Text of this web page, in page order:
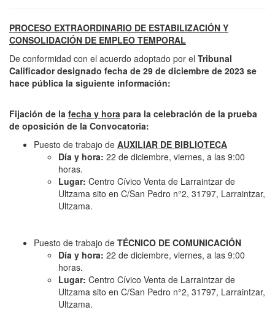
PROCESO EXTRAORDINARIO DE ESTABILIZACIÓN Y
CONSOLIDACIÓN DE EMPLEO TEMPORAL
De conformidad con el acuerdo adoptado por el Tribunal
Calificador designado fecha de 29 de diciembre de 2023 se
hace pública la siguiente información:
Fijación de la fecha y hora para la celebración de la prueba
de oposición de la Convocatoria:
Puesto de trabajo de AUXILIAR DE BIBLIOTECA
Día y hora: 22 de diciembre, viernes, a las 9:00
horas.
Lugar: Centro Cívico Venta de Larraintzar de
Ultzama sito en C/San Pedro n°2, 31797, Larraintzar,
Ultzama.
Puesto de trabajo de TÉCNICO DE COMUNICACIÓN
Día y hora: 22 de diciembre, viernes, a las 9:00
horas.
Lugar: Centro Cívico Venta de Larraintzar de
Ultzama sito en C/San Pedro n°2, 31797, Larraintzar,
Ultzama.